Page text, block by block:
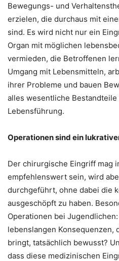
Bewegungs- und
erzielen, die durchaus mit
sind. Es wird nicht nur ein
Organ mit möglichen
vermieden, die Betroffenen
Umgang mit Lebensmitteln,
ihrer Probleme und bauen
alles wesentliche
Lebensführung.
Operationen sind ein
Der chirurgische Eingriff mag
empfehlenswert sein, wird
durchgeführt, ohne dabei die
ausgeschöpft zu haben.
Operationen bei
lebenslangen Konsequenzen,
bringt, tatsächlich bewusst?
dass diese medizinischen